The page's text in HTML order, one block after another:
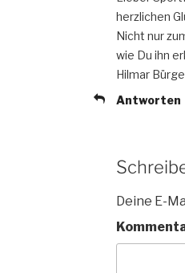
herzlichen
Nicht nur
wie Du ihn
Hilmar
Antworten
Deine E-